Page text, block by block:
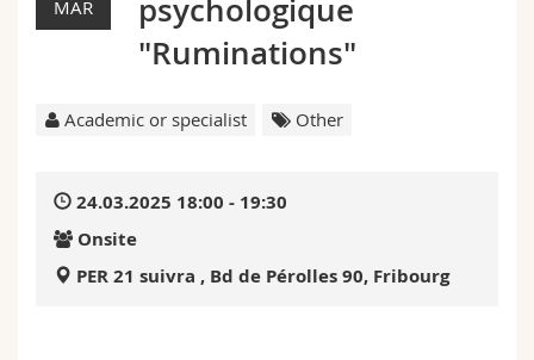
Research
Law
Education
Science and Medicine
Prospective students
Researchers
Employees
Ressources
Libraries
Webmail
MAR
psychologique
"Ruminations"
Academic or specialist Other
24.03.2025 18:00 - 19:30
Onsite
PER 21 suivra , Bd de Pérolles 90, Fribourg